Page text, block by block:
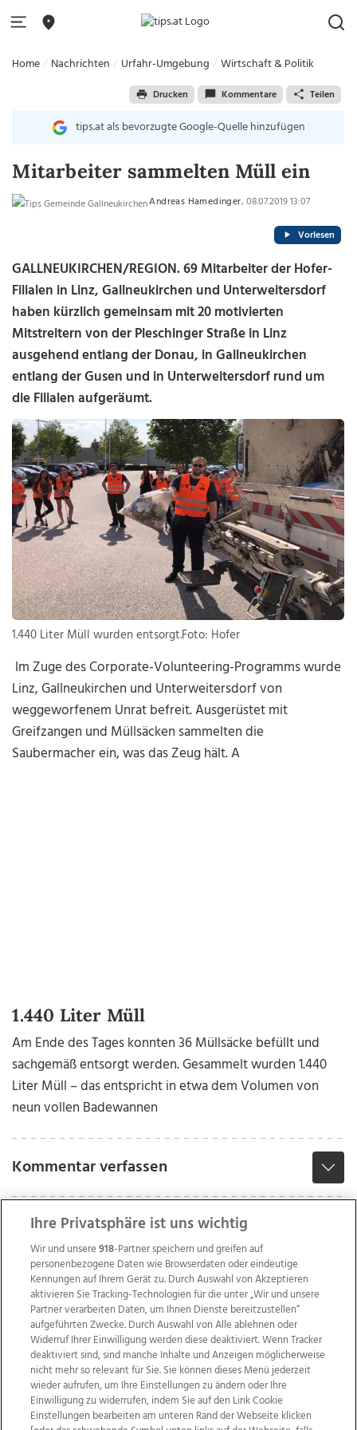
Home Nachrichten Urfahr-Umgebung Wirtschaft & Politik
Drucken Kommentare Teilen
tips.at als bevorzugte Google-Quelle hinzufügen
Mitarbeiter sammelten Müll ein
Andreas Hamedinger, 08.07.2019 13:07
Vorlesen
GALLNEUKIRCHEN/REGION. 69 Mitarbeiter der Hofer-
Filialen in Linz, Gallneukirchen und Unterweitersdorf
haben kürzlich gemeinsam mit 20 motivierten
Mitstreitern von der Pleschinger Straße in Linz
ausgehend entlang der Donau, in Gallneukirchen
entlang der Gusen und in Unterweitersdorf rund um
die Filialen aufgeräumt.
1.440 Liter Müll wurden entsorgt.Foto: Hofer
Im Zuge des Corporate-Volunteering-Programms wurde
Linz, Gallneukirchen und Unterweitersdorf von
weggeworfenem Unrat befreit. Ausgerüstet mit
Greifzangen und Müllsäcken sammelten die
Saubermacher ein, was das Zeug hält. A
1.440 Liter Müll
Am Ende des Tages konnten 36 Müllsäcke befüllt und
sachgemäß entsorgt werden. Gesammelt wurden 1.440
Liter Müll – das entspricht in etwa dem Volumen von
neun vollen Badewannen
Kommentar verfassen
Wir über uns Mediadaten Kontakt
Jobs
Ihre Privatsphäre ist uns wichtig
Wir und unsere918-Partner speichern und greifen auf
personenbezogene Daten wie Browserdaten oder eindeutige
Kennungen auf Ihrem Gerät zu. Durch Auswahl von Akzeptieren
aktivieren Sie Tracking-Technologien für die unter „Wir und unsere
Partner verarbeiten Daten, um Ihnen Dienste bereitzustellen“
aufgeführten Zwecke. Durch Auswahl von Alle ablehnen oder
Widerruf Ihrer Einwilligung werden diese deaktiviert. Wenn Tracker
deaktiviert sind, sind manche Inhalte und Anzeigen möglicherweise
nicht mehr so relevant für Sie. Sie können dieses Menü jederzeit
wieder aufrufen, um Ihre Einstellungen zu ändern oder Ihre
Einwilligung zu widerrufen, indem Sie auf den Link Cookie
Einstellungen bearbeiten am unteren Rand der Webseite klicken